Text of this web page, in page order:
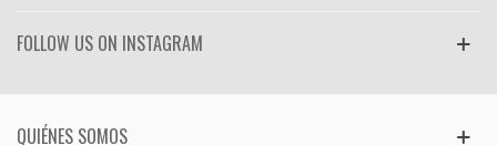
FOLLOW US ON INSTAGRAM
QUIÉNES SOMOS